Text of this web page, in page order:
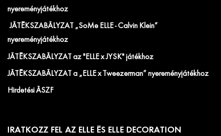
nyereményjátékhoz
JÁTÉKSZABÁLYZAT „SoMe ELLE - Calvin Klein”
nyereményjátékhoz
JÁTÉKSZABÁLYZAT az "ELLE x JYSK" játékhoz
JÁTÉKSZABÁLYZAT a „ELLE x Tweezerman” nyereményjátékhoz
Hirdetési ÁSZF
IRATKOZZ FEL AZ ELLE ÉS ELLE DECORATION